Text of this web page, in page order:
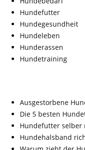
Hundefutter
Hundegesundheit
Hundeleben
Hunderassen
Hundetraining
Ausgestorbene
Die 5 besten
Hundefutter selber
Hundehalsband